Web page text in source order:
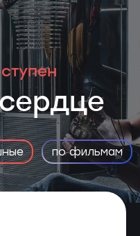
по фильмам